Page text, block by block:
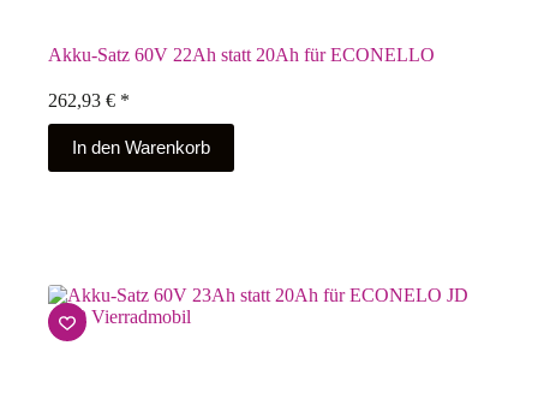
Akku-Satz 60V 22Ah statt 20Ah für ECONELLO
262,93 € *
In den Warenkorb